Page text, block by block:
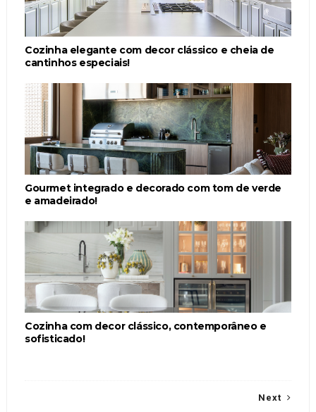
Cozinha elegante com decor clássico e cheia de
cantinhos especiais!
Gourmet integrado e decorado com tom de verde
e amadeirado!
Cozinha com decor clássico, contemporâneo e
sofisticado!
Next